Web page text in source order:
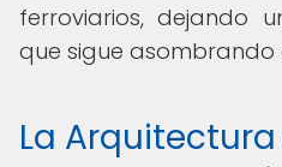
ferroviarios, dejando
que sigue asombrando
La